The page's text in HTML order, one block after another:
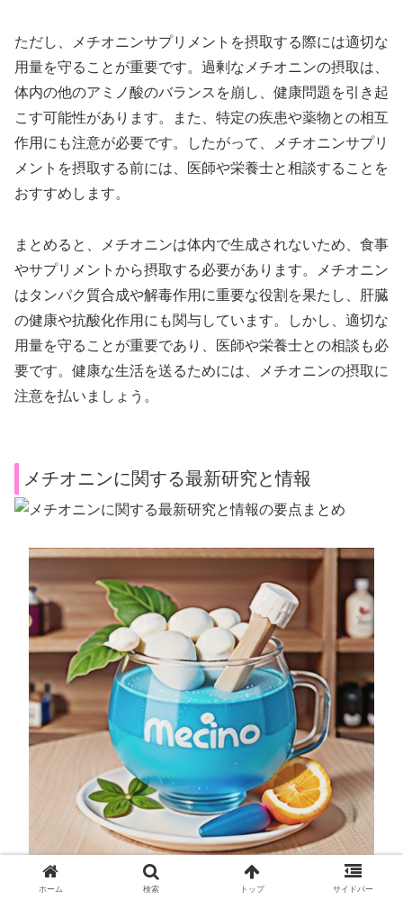
ただし、メチオニンサプリメントを摂取する際には適切な
用量を守ることが重要です。過剰なメチオニンの摂取は、
体内の他のアミノ酸のバランスを崩し、健康問題を引き起
こす可能性があります。また、特定の疾患や薬物との相互
作用にも注意が必要です。したがって、メチオニンサプリ
メントを摂取する前には、医師や栄養士と相談することを
おすすめします。
まとめると、メチオニンは体内で生成されないため、食事
やサプリメントから摂取する必要があります。メチオニン
はタンパク質合成や解毒作用に重要な役割を果たし、肝臓
の健康や抗酸化作用にも関与しています。しかし、適切な
用量を守ることが重要であり、医師や栄養士との相談も必
要です。健康な生活を送るためには、メチオニンの摂取に
注意を払いましょう。
メチオニンに関する最新研究と情報
ホーム 検索 トップ サイドバー